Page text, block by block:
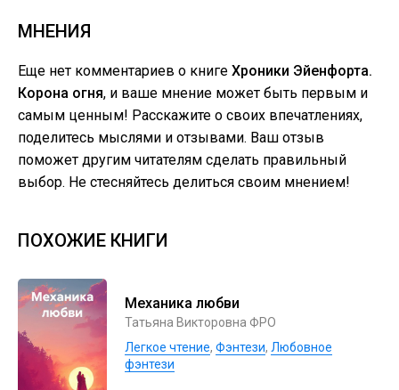
МНЕНИЯ
Еще нет комментариев о книге Хроники Эйенфорта.
Корона огня, и ваше мнение может быть первым и
самым ценным! Расскажите о своих впечатлениях,
поделитесь мыслями и отзывами. Ваш отзыв
поможет другим читателям сделать правильный
выбор. Не стесняйтесь делиться своим мнением!
ПОХОЖИЕ КНИГИ
Механика любви
Татьяна Викторовна ФРО
Легкое чтение, Фэнтези, Любовное
фэнтези